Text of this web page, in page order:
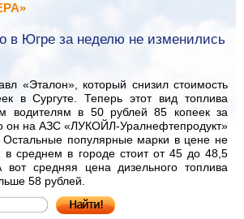
в Югре за неделю не изменились
«Эталон», который снизил стоимость
в Сургуте. Теперь этот вид топлива
водителям в 50 рублей 85 копеек за
он на АЗС «ЛУКОЙЛ-Уралнефтепродукт»
популярные марки в цене не
в среднем в городе стоит от 45 до 48,5
средняя цена дизельного топлива
58 рублей.